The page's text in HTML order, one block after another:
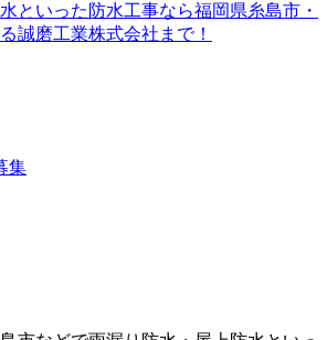
といった防水工事なら福岡県糸島市・
誠磨工業株式会社まで！
集